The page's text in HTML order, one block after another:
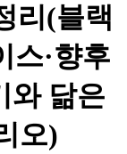
리(블랙
스·향후
와 닮은
오)